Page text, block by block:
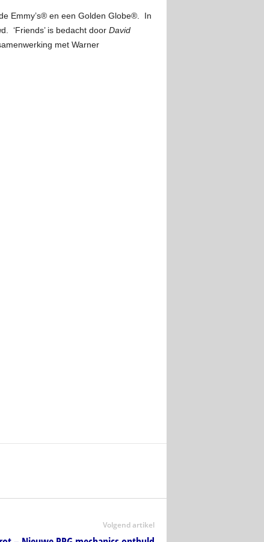
Emmy’s® en een Golden Globe®. In
‘Friends’ is bedacht door David
met Warner
Volgend artikel